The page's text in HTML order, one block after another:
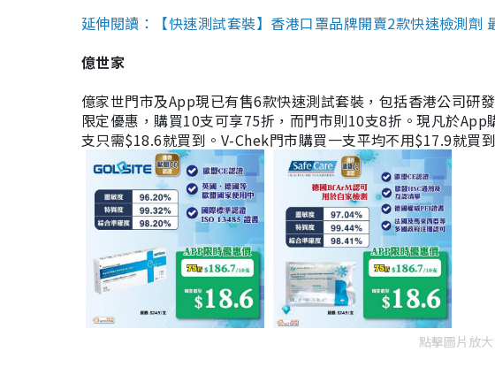
延伸閱讀：【快速測試套裝】香港口罩品牌開賣2款快速檢測
億世家
億家世門市及App現已有售6款快速測試套裝，包括香港公司
限定優惠，購買10支可享75折，而門市則10支8折。現凡於
支只需$18.6就買到。V-Chek門市購買一支平均不用$17.9就買
點擊圖片放大